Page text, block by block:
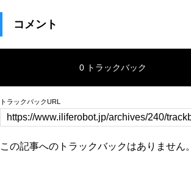
コメント
0 トラックバック
トラックバックURL
この記事へのトラックバックはありません。